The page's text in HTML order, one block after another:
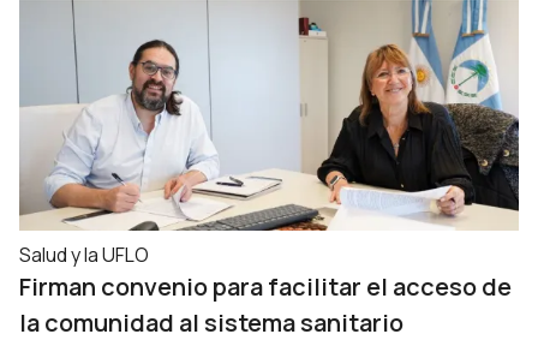
Salud y la UFLO
Firman convenio para facilitar el acceso de
la comunidad al sistema sanitario